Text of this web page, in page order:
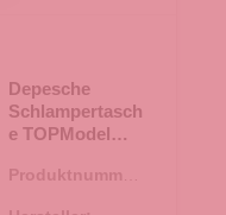
Depesche
Schlampertasch
e TOPModel
FRIENDS Rosa
Produktnummer: